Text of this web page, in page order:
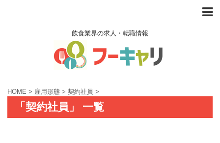
飲食業界の求人・転職情報
HOME > 雇用形態 > 契約社員 >
「契約社員」 一覧